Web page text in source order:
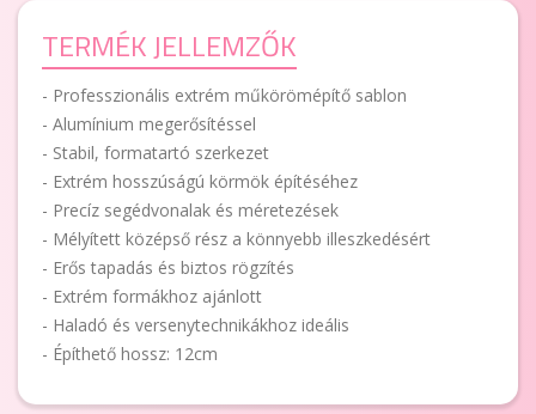
TERMÉK JELLEMZŐK
- Professzionális extrém műkörömépítő sablon
- Alumínium megerősítéssel
- Stabil, formatartó szerkezet
- Extrém hosszúságú körmök építéséhez
- Precíz segédvonalak és méretezések
- Mélyített középső rész a könnyebb illeszkedésért
- Erős tapadás és biztos rögzítés
- Extrém formákhoz ajánlott
- Haladó és versenytechnikákhoz ideális
- Építhető hossz: 12cm